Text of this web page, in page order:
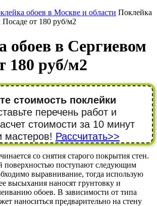
обоев в Москве и области Поклейка
от 180 руб/м2
обоев в Сергиевом
180 руб/м2
стоимость поклейки
перечень работ и
стоимости за 10 минут
мастеров! Рассчитать>>
со снятия старого покрытия стен.
поверхностью поступают следующим
выравнивание, тогда использую
высыхания наносят грунтовку и
обоев. В зависимости от типа
наноситься предварительно на стену